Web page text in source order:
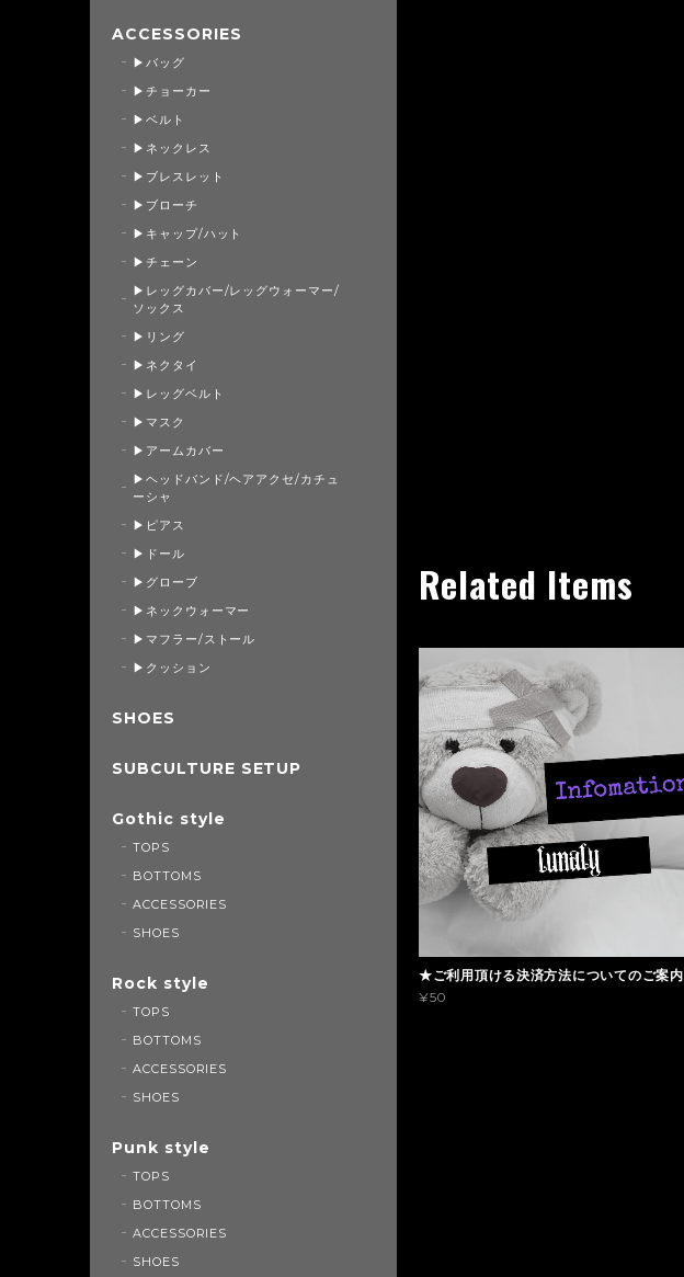
Related Items
★ご利用頂ける決済方法についてのご案内
¥50
ACCESSORIES
▶バッグ
▶チョーカー
▶ベルト
▶ネックレス
▶ブレスレット
▶ブローチ
▶キャップ/ハット
▶チェーン
▶レッグカバー/レッグウォーマー/
ソックス
▶リング
▶ネクタイ
▶レッグベルト
▶マスク
▶アームカバー
▶ヘッドバンド/ヘアアクセ/カチュ
ーシャ
▶ピアス
▶ドール
▶グローブ
▶ネックウォーマー
▶マフラー/ストール
▶クッション
SHOES
SUBCULTURE SETUP
Gothic style
TOPS
BOTTOMS
ACCESSORIES
SHOES
Rock style
TOPS
BOTTOMS
ACCESSORIES
SHOES
Punk style
TOPS
BOTTOMS
ACCESSORIES
SHOES